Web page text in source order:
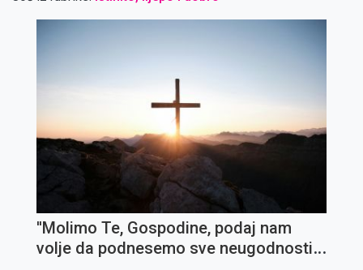
''Molimo Te, Gospodine, podaj nam
volje da podnesemo sve neugodnosti i